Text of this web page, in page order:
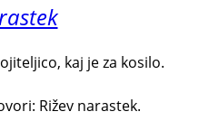
kaj je za kosilo.
Rižev narastek.